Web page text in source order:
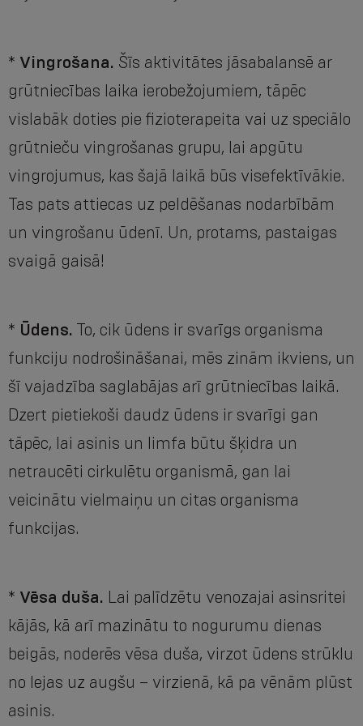
* Vingrošana. Šīs aktivitātes jāsabalansē ar
grūtniecības laika ierobežojumiem, tāpēc
vislabāk doties pie fizioterapeita vai uz speciālo
grūtnieču vingrošanas grupu, lai apgūtu
vingrojumus, kas šajā laikā būs visefektīvākie.
Tas pats attiecas uz peldēšanas nodarbībām
un vingrošanu ūdenī. Un, protams, pastaigas
svaigā gaisā!
* Ūdens. To, cik ūdens ir svarīgs organisma
funkciju nodrošināšanai, mēs zinām ikviens, un
šī vajadzība saglabājas arī grūtniecības laikā.
Dzert pietiekoši daudz ūdens ir svarīgi gan
tāpēc, lai asinis un limfa būtu šķidra un
netraucēti cirkulētu organismā, gan lai
veicinātu vielmaiņu un citas organisma
funkcijas.
* Vēsa duša. Lai palīdzētu venozajai asinsritei
kājās, kā arī mazinātu to nogurumu dienas
beigās, noderēs vēsa duša, virzot ūdens strūklu
no lejas uz augšu – virzienā, kā pa vēnām plūst
asinis.